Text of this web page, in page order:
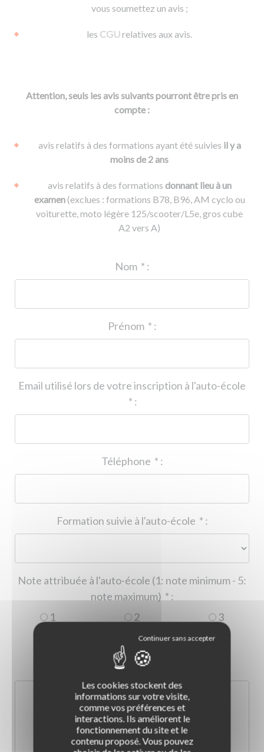
vous soumettez un avis ;
les CGUrelatives aux avis.
Attention, seuls les avis suivants pourront être pris en
compte :
avis relatifs à des formations ayant été suivies il y a
moins de 2 ans
avis relatifs à des formations donnant lieu à un
examen(exclues : formations B78, B96, AM cyclo ou
voiturette, moto légère 125/scooter/L5e, gros cube
A2 vers A)
* :
* :
Email utilisé lors de votre inscription à l'auto-école
* :
* :
* :
Note attribuée à l'auto-école (1: note minimum - 5:
* :
1
2
3
5
Les cookies stockent des
informations sur votre visite,
comme vos préférences et
interactions. Ils améliorent le
fonctionnement du site et le
contenu proposé. Vous pouvez